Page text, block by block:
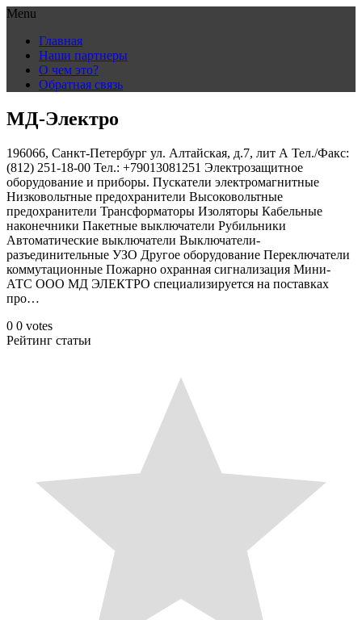
Menu
content
Главная
Наши партнеры
О чем это?
Обратная связь
МД-Электро
196066, Санкт-Петербург ул. Алтайская, д.7, лит А Тел./Факс:
(812) 251-18-00 Тел.: +79013081251 Электрозащитное
оборудование и приборы. Пускатели электромагнитные
Низковольтные предохранители Высоковольтные
предохранители Трансформаторы Изоляторы Кабельные
наконечники Пакетные выключатели Рубильники
Автоматические выключатели Выключатели-
разъединительные УЗО Другое оборудование Переключатели
коммутационные Пожарно охранная сигнализация Мини-
АТС ООО МД ЭЛЕКТРО специализируется на поставках
про…
0 0 votes
Рейтинг статьи